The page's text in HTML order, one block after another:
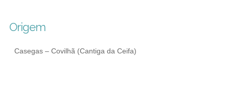
Origem
Casegas – Covilhã (Cantiga da Ceifa)